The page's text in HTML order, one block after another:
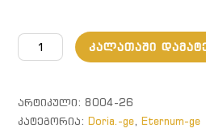
რაოდენობა:
Doria.
კოვზი
ᲙᲐᲚᲐᲗᲐᲨᲘ
ᲐᲠᲢᲘᲙᲣᲚᲘ:8004-26
ᲙᲐᲢᲔᲒᲝᲠᲘᲐ:Doria.-ge,Eternum-ge